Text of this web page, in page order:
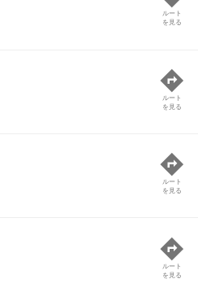
ルート
を見る
ルート
を見る
ルート
を見る
ルート
を見る